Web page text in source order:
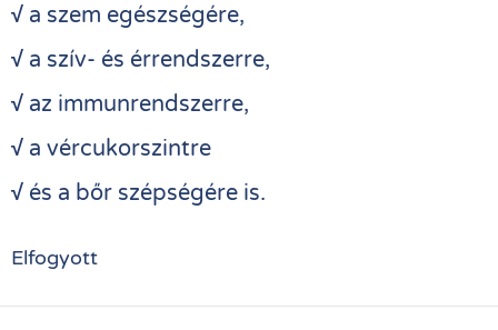
√ a szem egészségére,
√ a szív- és érrendszerre,
√ az immunrendszerre,
√ a vércukorszintre
√ és a bőr szépségére is.
Elfogyott